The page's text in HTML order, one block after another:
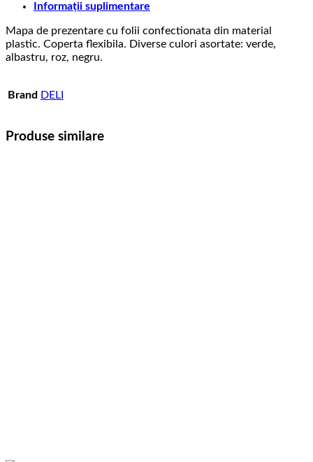
Informații suplimentare
Mapa de prezentare cu folii confectionata din material
plastic. Coperta flexibila. Diverse culori asortate: verde,
albastru, roz, negru.
Brand DELI
Produse similare